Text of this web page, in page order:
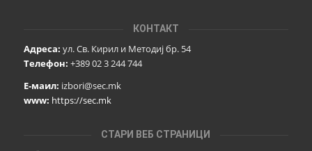
КОНТАКТ
Адреса: ул. Св. Кирил и Методиј бр. 54
Телефон: +389 02 3 244 744
Е-маил: izbori@sec.mk
www: https://sec.mk
СТАРИ ВЕБ СТРАНИЦИ